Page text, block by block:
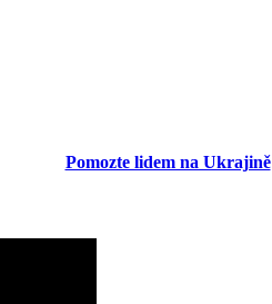
Pomozte lidem na Ukrajině